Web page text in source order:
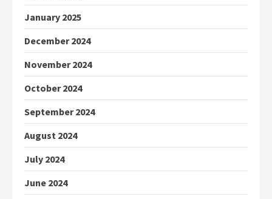
January 2025
December 2024
November 2024
October 2024
September 2024
August 2024
July 2024
June 2024